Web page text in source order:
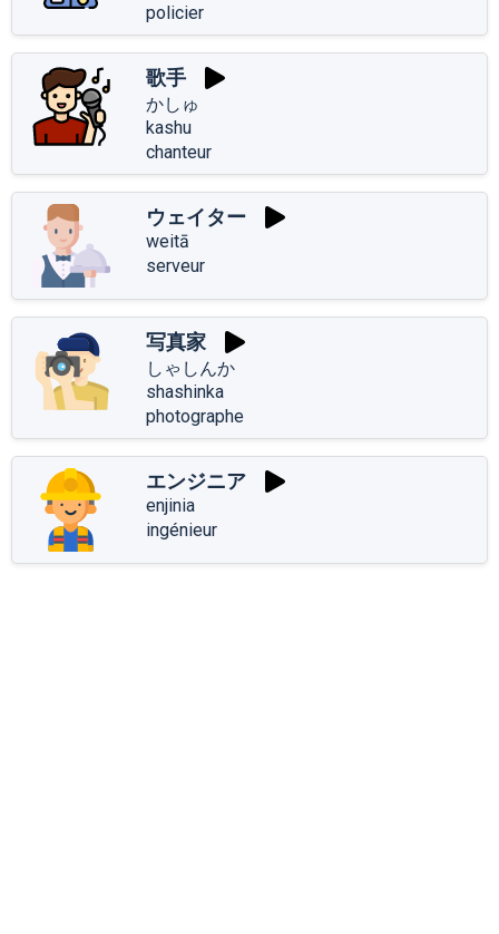
policier
歌手
かしゅ
kashu
chanteur
ウェイター
weitā
serveur
写真家
しゃしんか
shashinka
photographe
エンジニア
enjinia
ingénieur